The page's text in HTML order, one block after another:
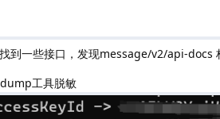
到一些接口，发现message/v2/api-
工具脱敏